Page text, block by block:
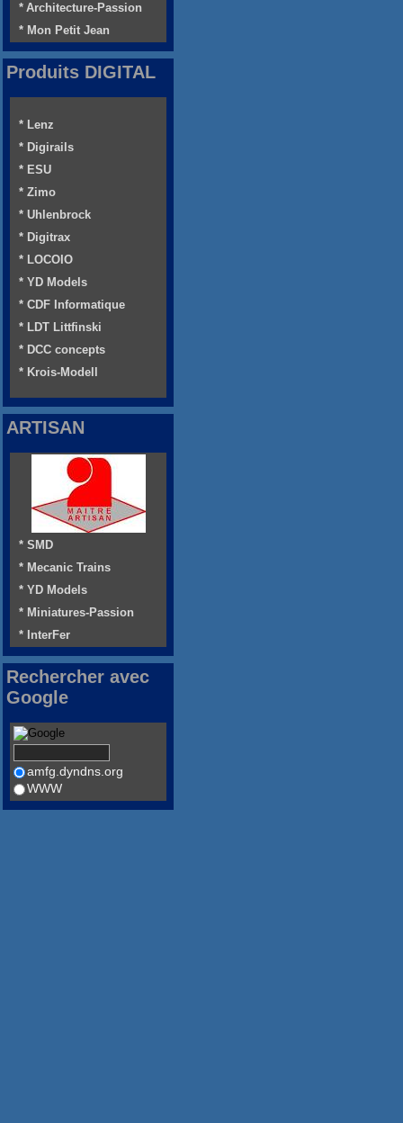
* Architecture-Passion
* Mon Petit Jean
Produits DIGITAL
* Lenz
* Digirails
* ESU
* Zimo
* Uhlenbrock
* Digitrax
* LOCOIO
* YD Models
* CDF Informatique
* LDT Littfinski
* DCC concepts
* Krois-Modell
ARTISAN
* SMD
* Mecanic Trains
* YD Models
* Miniatures-Passion
* InterFer
Rechercher avec
Google
amfg.dyndns.org
WWW